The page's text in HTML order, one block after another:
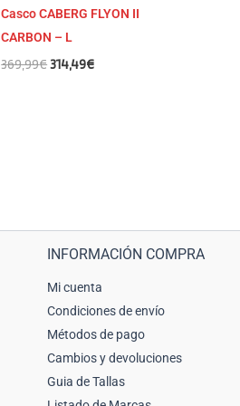
Casco CABERG FLYON II
CARBON – L
369,99€314,49€
INFORMACIÓN COMPRA
Mi cuenta
Condiciones de envío
Métodos de pago
Cambios y devoluciones
Guia de Tallas